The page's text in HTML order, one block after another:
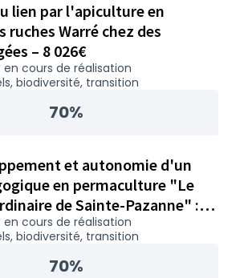
lien par l'apiculture en
ruches Warré chez des
– 8 026€
en cours de réalisation
biodiversité, transition
70%
et autonomie d'un
en permaculture "Le
de Sainte-Pazanne" :
– 49 978€
en cours de réalisation
biodiversité, transition
70%